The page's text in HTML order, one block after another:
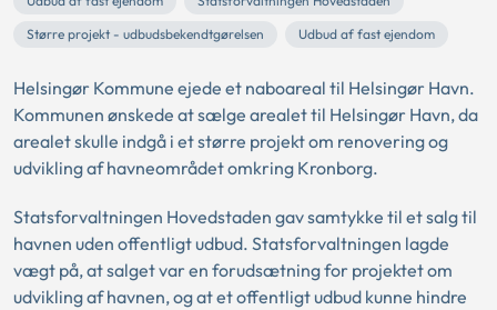
Større projekt - udbudsbekendtgørelsen
Udbud af fast ejendom
Helsingør Kommune ejede et naboareal til Helsingør Havn.
Kommunen ønskede at sælge arealet til Helsingør Havn, da
arealet skulle indgå i et større projekt om renovering og
udvikling af havneområdet omkring Kronborg.
Statsforvaltningen Hovedstaden gav samtykke til et salg til
havnen uden offentligt udbud. Statsforvaltningen lagde
vægt på, at salget var en forudsætning for projektet om
udvikling af havnen, og at et offentligt udbud kunne hindre